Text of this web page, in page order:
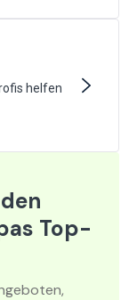
helfen
Top-